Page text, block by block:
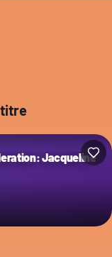
titre
Jacqueline